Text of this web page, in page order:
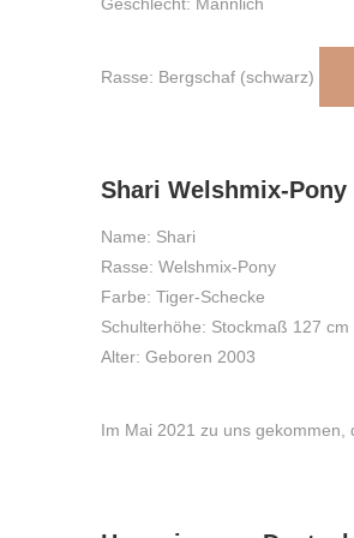
Rasse: Bergschaf (schwarz)
Shari Welshmix-Pony
Name: Shari
Rasse: Welshmix-Pony
Farbe: Tiger-Schecke
Schulterhöhe: Stockmaß 127 cm
Alter: Geboren 2003
Im Mai 2021 zu uns gekommen,